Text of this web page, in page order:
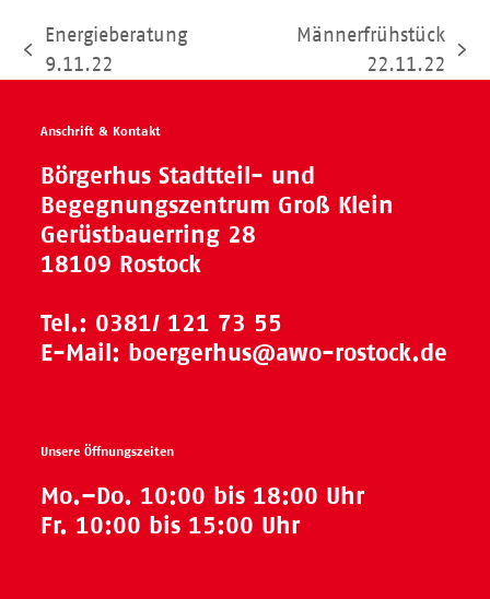
vorheriger
Energieberatung
9.11.22
Männerfrühstück
22.11.22
Anschrift & Kontakt
Börgerhus Stadtteil- und
Begegnungszentrum Groß Klein
Gerüstbauerring 28
18109 Rostock
Tel.: 0381/ 121 73 55
E-Mail: boergerhus@awo-rostock.de
Unsere Öffnungszeiten
Mo.–Do. 10:00 bis 18:00 Uhr
Fr. 10:00 bis 15:00 Uhr